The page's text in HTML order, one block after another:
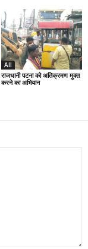
All
राजधानी पटना को अतिक्रमण मुक्त
करने का अभियान